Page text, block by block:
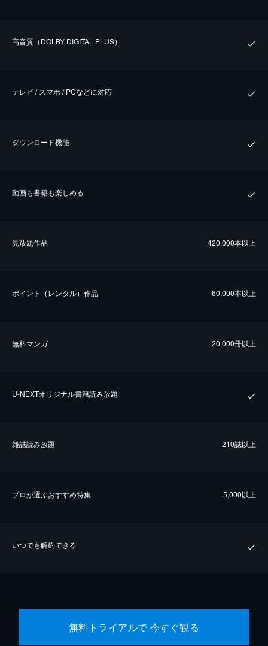
⾼⾳質（DOLBY DIGITAL PLUS）
テレビ / スマホ / PCなどに対応
ダウンロード機能
動画も書籍も楽しめる
⾒放題作品 420,000本以上
ポイント（レンタル）作品 60,000本以上
無料マンガ 20,000冊以上
U-NEXTオリジナル書籍読み放題
雑誌読み放題 210誌以上
プロが選ぶおすすめ特集 5,000以上
いつでも解約できる
無料トライアルで 今すぐ観る